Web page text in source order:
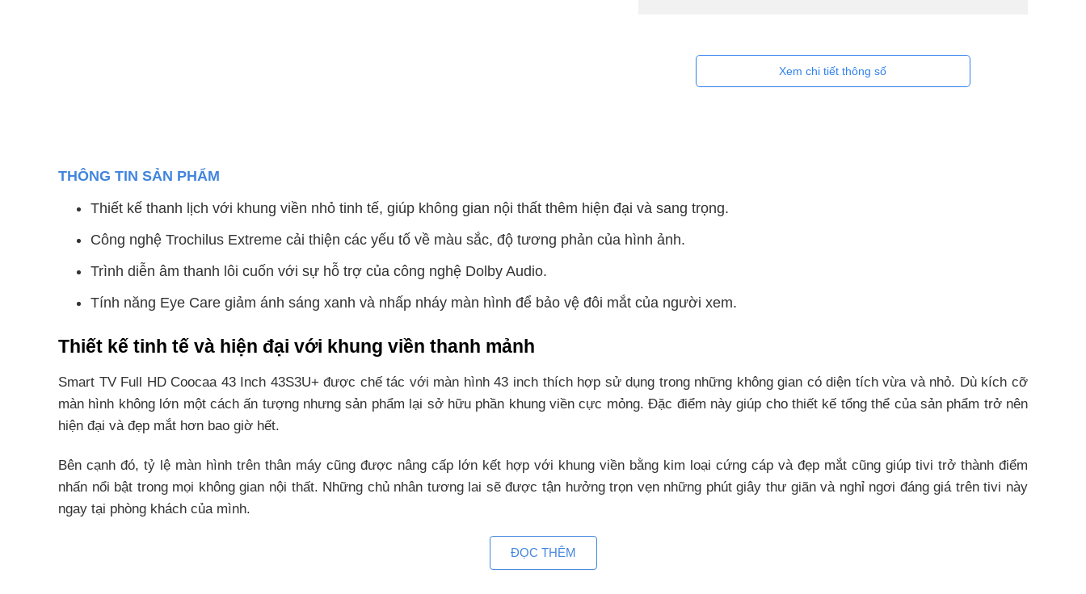
Xem chi tiết thông số
THÔNG TIN SẢN PHẨM
Thiết kế thanh lịch với khung viền nhỏ tinh tế, giúp không gian nội thất thêm hiện đại và sang trọng.
Công nghệ Trochilus Extreme cải thiện các yếu tố về màu sắc, độ tương phản của hình ảnh.
Trình diễn âm thanh lôi cuốn với sự hỗ trợ của công nghệ Dolby Audio.
Tính năng Eye Care giảm ánh sáng xanh và nhấp nháy màn hình để bảo vệ đôi mắt của người xem.
Thiết kế tinh tế và hiện đại với khung viền thanh mảnh
Smart TV Full HD Coocaa 43 Inch 43S3U+ được chế tác với màn hình 43 inch thích hợp sử dụng trong những không gian có diện tích vừa và nhỏ. Dù kích cỡ
màn hình không lớn một cách ấn tượng nhưng sản phẩm lại sở hữu phần khung viền cực mỏng. Đặc điểm này giúp cho thiết kế tổng thể của sản phẩm trở nên
hiện đại và đẹp mắt hơn bao giờ hết.
Bên cạnh đó, tỷ lệ màn hình trên thân máy cũng được nâng cấp lớn kết hợp với khung viền bằng kim loại cứng cáp và đẹp mắt cũng giúp tivi trở thành điểm
nhấn nổi bật trong mọi không gian nội thất. Những chủ nhân tương lai sẽ được tận hưởng trọn vẹn những phút giây thư giãn và nghỉ ngơi đáng giá trên tivi này
ngay tại phòng khách của mình.
Hiệu suất hoạt động cực nhanh giúp bạn thưởng thức nội dung giải trí dễ dàng
ĐỌC THÊM